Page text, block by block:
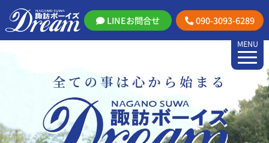
LINEお問合せ 090-3093-6289
MENU